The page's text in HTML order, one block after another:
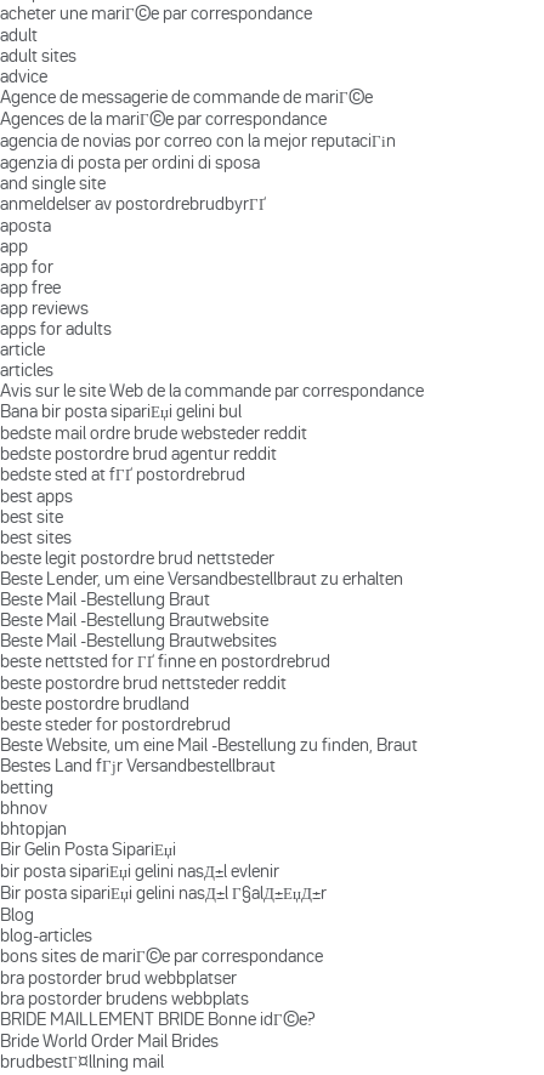
acheter une mariГ©e par correspondance
adult
adult sites
advice
Agence de messagerie de commande de mariГ©e
Agences de la mariГ©e par correspondance
agencia de novias por correo con la mejor reputaciГіn
agenzia di posta per ordini di sposa
and single site
anmeldelser av postordrebrudbyrГҐ
aposta
app
app for
app free
app reviews
apps for adults
article
articles
Avis sur le site Web de la commande par correspondance
Bana bir posta sipariЕџi gelini bul
bedste mail ordre brude websteder reddit
bedste postordre brud agentur reddit
bedste sted at fГҐ postordrebrud
best apps
best site
best sites
beste legit postordre brud nettsteder
Beste Lender, um eine Versandbestellbraut zu erhalten
Beste Mail -Bestellung Braut
Beste Mail -Bestellung Brautwebsite
Beste Mail -Bestellung Brautwebsites
beste nettsted for ГҐ finne en postordrebrud
beste postordre brud nettsteder reddit
beste postordre brudland
beste steder for postordrebrud
Beste Website, um eine Mail -Bestellung zu finden, Braut
Bestes Land fГјr Versandbestellbraut
betting
bhnov
bhtopjan
Bir Gelin Posta SipariЕџi
bir posta sipariЕџi gelini nasД±l evlenir
Bir posta sipariЕџi gelini nasД±l Г§alД±ЕџД±r
Blog
blog-articles
bons sites de mariГ©e par correspondance
bra postorder brud webbplatser
bra postorder brudens webbplats
BRIDE MAILLEMENT BRIDE Bonne idГ©e?
Bride World Order Mail Brides
brudbestГ¤llning mail